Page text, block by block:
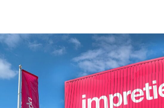
¿Olvidó su contraseña?
Entrar